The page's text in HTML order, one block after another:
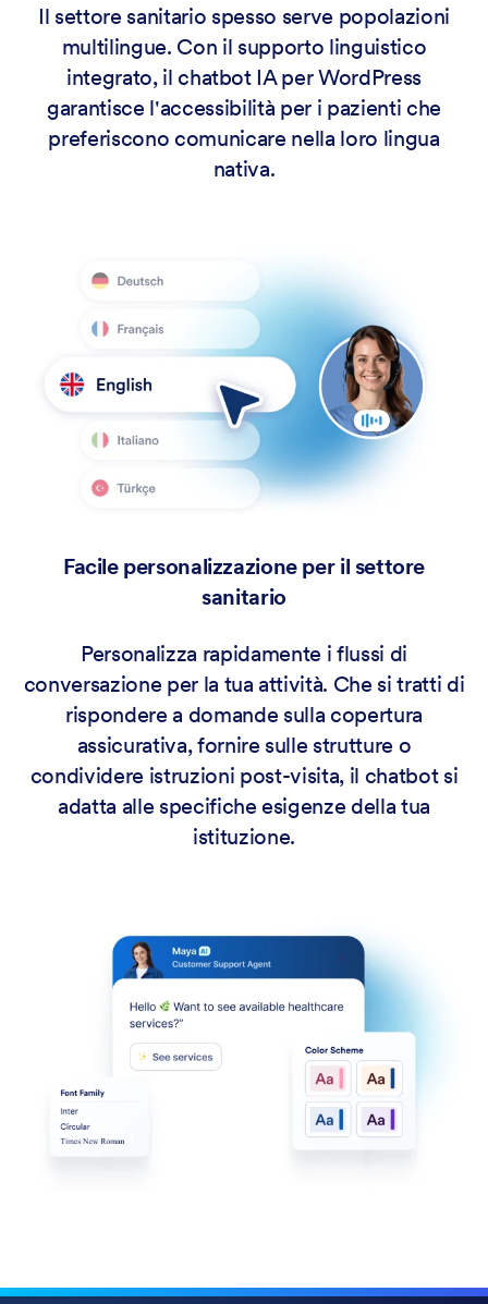
Il settore sanitario spesso serve popolazioni
multilingue. Con il supporto linguistico
integrato, il chatbot IA per WordPress
garantisce l'accessibilità per i pazienti che
preferiscono comunicare nella loro lingua
nativa.
Facile personalizzazione per il settore
sanitario
Personalizza rapidamente i flussi di
conversazione per la tua attività. Che si tratti di
rispondere a domande sulla copertura
assicurativa, fornire sulle strutture o
condividere istruzioni post-visita, il chatbot si
adatta alle specifiche esigenze della tua
istituzione.